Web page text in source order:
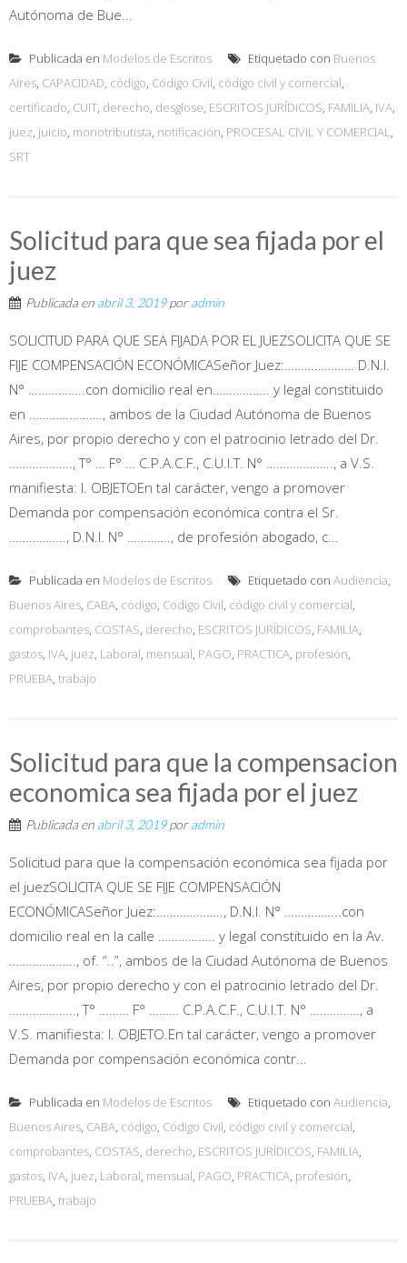
Autónoma de Bue...
Publicada en Modelos de Escritos Etiquetado con Buenos
Aires, CAPACIDAD, código, Código Civil, código civil y comercial,
certificado, CUIT, derecho, desglose, ESCRITOS JURÍDICOS, FAMILIA, IVA,
juez, juicio, monotributista, notificación, PROCESAL CIVIL Y COMERCIAL,
SRT
Solicitud para que sea fijada por el
juez
Publicada en abril 3, 2019poradmin
SOLICITUD PARA QUE SEA FIJADA POR EL JUEZSOLICITA QUE SE
FIJE COMPENSACIÓN ECONÓMICASeñor Juez:………………… D.N.I.
N° ……………..con domicilio real en…………….. y legal constituido
en …………………., ambos de la Ciudad Autónoma de Buenos
Aires, por propio derecho y con el patrocinio letrado del Dr.
………………., T° … F° … C.P.A.C.F., C.U.I.T. N° ……………….., a V.S.
manifiesta: I. OBJETOEn tal carácter, vengo a promover
Demanda por compensación económica contra el Sr.
…………….., D.N.I. N° …………., de profesión abogado, c...
Publicada en Modelos de Escritos Etiquetado con Audiencia,
Buenos Aires, CABA, código, Código Civil, código civil y comercial,
comprobantes, COSTAS, derecho, ESCRITOS JURÍDICOS, FAMILIA,
gastos, IVA, juez, Laboral, mensual, PAGO, PRACTICA, profesión,
PRUEBA, trabajo
Solicitud para que la compensacion
economica sea fijada por el juez
Publicada en abril 3, 2019poradmin
Solicitud para que la compensación económica sea fijada por
el juezSOLICITA QUE SE FIJE COMPENSACIÓN
ECONÓMICASeñor Juez:……………….., D.N.I. N° ……………..con
domicilio real en la calle …………….. y legal constituido en la Av.
……………….., of. “..”, ambos de la Ciudad Autónoma de Buenos
Aires, por propio derecho y con el patrocinio letrado del Dr.
……………….., T° ……… F° ……… C.P.A.C.F., C.U.I.T. N° ……………, a
V.S. manifiesta: I. OBJETO.En tal carácter, vengo a promover
Demanda por compensación económica contr...
Publicada en Modelos de Escritos Etiquetado con Audiencia,
Buenos Aires, CABA, código, Código Civil, código civil y comercial,
comprobantes, COSTAS, derecho, ESCRITOS JURÍDICOS, FAMILIA,
gastos, IVA, juez, Laboral, mensual, PAGO, PRACTICA, profesión,
PRUEBA, trabajo